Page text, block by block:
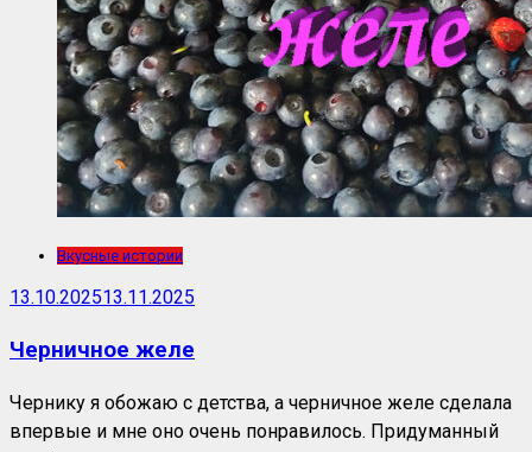
Вкусные истории
13.10.202513.11.2025
Черничное желе
Чернику я обожаю с детства, а черничное желе сделала
впервые и мне оно очень понравилось. Придуманный